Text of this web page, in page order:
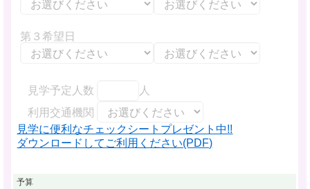
第３希望日
見学予定人数
人
利用交通機関
見学に便利なチェックシートプレゼント中!!
ダウンロードしてご利用ください(PDF)
予算